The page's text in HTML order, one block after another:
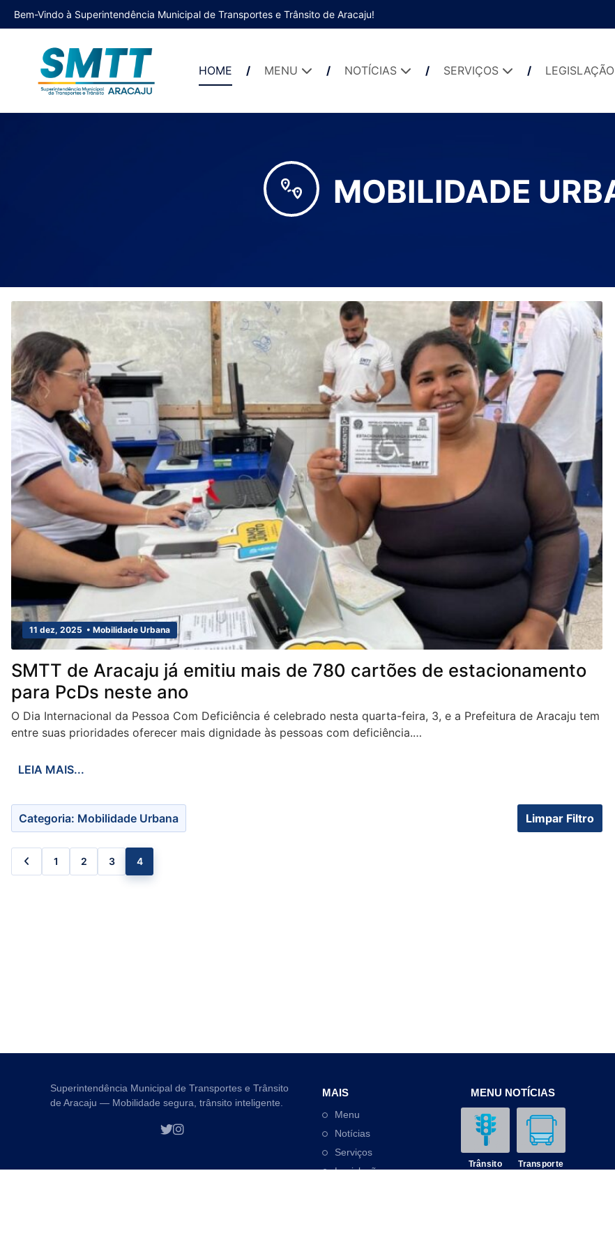
Bem-Vindo à Superintendência Municipal de Transportes e Trânsito de Aracaju!
HOME MENU NOTÍCIAS SERVIÇOS LEGISLAÇÃO
MOBILIDADE
11 dez, 2025 • Mobilidade Urbana
SMTT de Aracaju já emitiu mais de 780 cartões de estacionamento
para PcDs neste ano
O Dia Internacional da Pessoa Com Deficiência é celebrado nesta quarta-feira, 3, e a Prefeitura de Aracaju tem
entre suas prioridades oferecer mais dignidade às pessoas com deficiência.…
LEIA MAIS...
Categoria: Mobilidade Urbana Limpar Filtro
1 2 3 4
Superintendência Municipal de Transportes e Trânsito
de Aracaju — Mobilidade segura, trânsito inteligente.
MAIS
Menu
Notícias
Serviços
Legislação
MENU NOTÍCIAS
Trânsito Transporte